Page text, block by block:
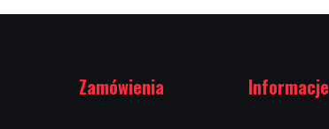
Zamówienia Informacje